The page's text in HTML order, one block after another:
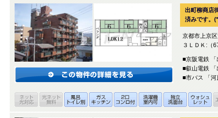
出町柳商店
済みです。
京都市上京
３ＬＤＫ:（
■京阪電鉄
■叡山電鉄
■市バス 「